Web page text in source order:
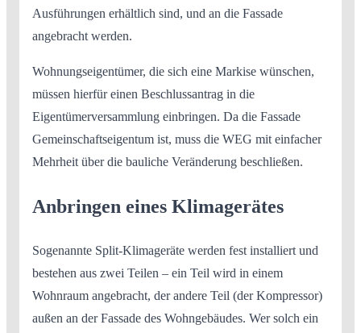
Ausführungen erhältlich sind, und an die Fassade
angebracht werden.
Wohnungseigentümer, die sich eine Markise wünschen,
müssen hierfür einen Beschlussantrag in die
Eigentümerversammlung einbringen. Da die Fassade
Gemeinschaftseigentum ist, muss die WEG mit einfacher
Mehrheit über die bauliche Veränderung beschließen.
Anbringen eines Klimagerätes
Sogenannte Split-Klimageräte werden fest installiert und
bestehen aus zwei Teilen – ein Teil wird in einem
Wohnraum angebracht, der andere Teil (der Kompressor)
außen an der Fassade des Wohngebäudes. Wer solch ein